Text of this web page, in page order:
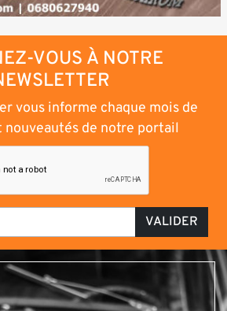
VOUS À NOTRE
vous informe chaque mois de
de notre portail
VALIDER